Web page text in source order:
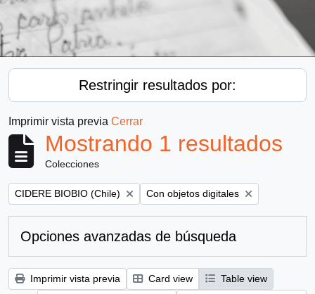
Restringir resultados por:
Imprimir vista previa Cerrar
Mostrando 1 resultados
Colecciones
Remove filter:
CIDERE BIOBIO (Chile) Remove filter:
Con objetos digitales
Opciones avanzadas de búsqueda
Imprimir vista previa Card view
Table view